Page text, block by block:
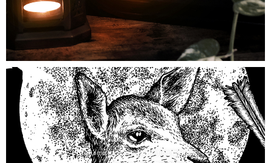
PROMENONS-NOUS DANS LE CADRE
PROFOND
L’illusion à travers l’illustration spatiale :